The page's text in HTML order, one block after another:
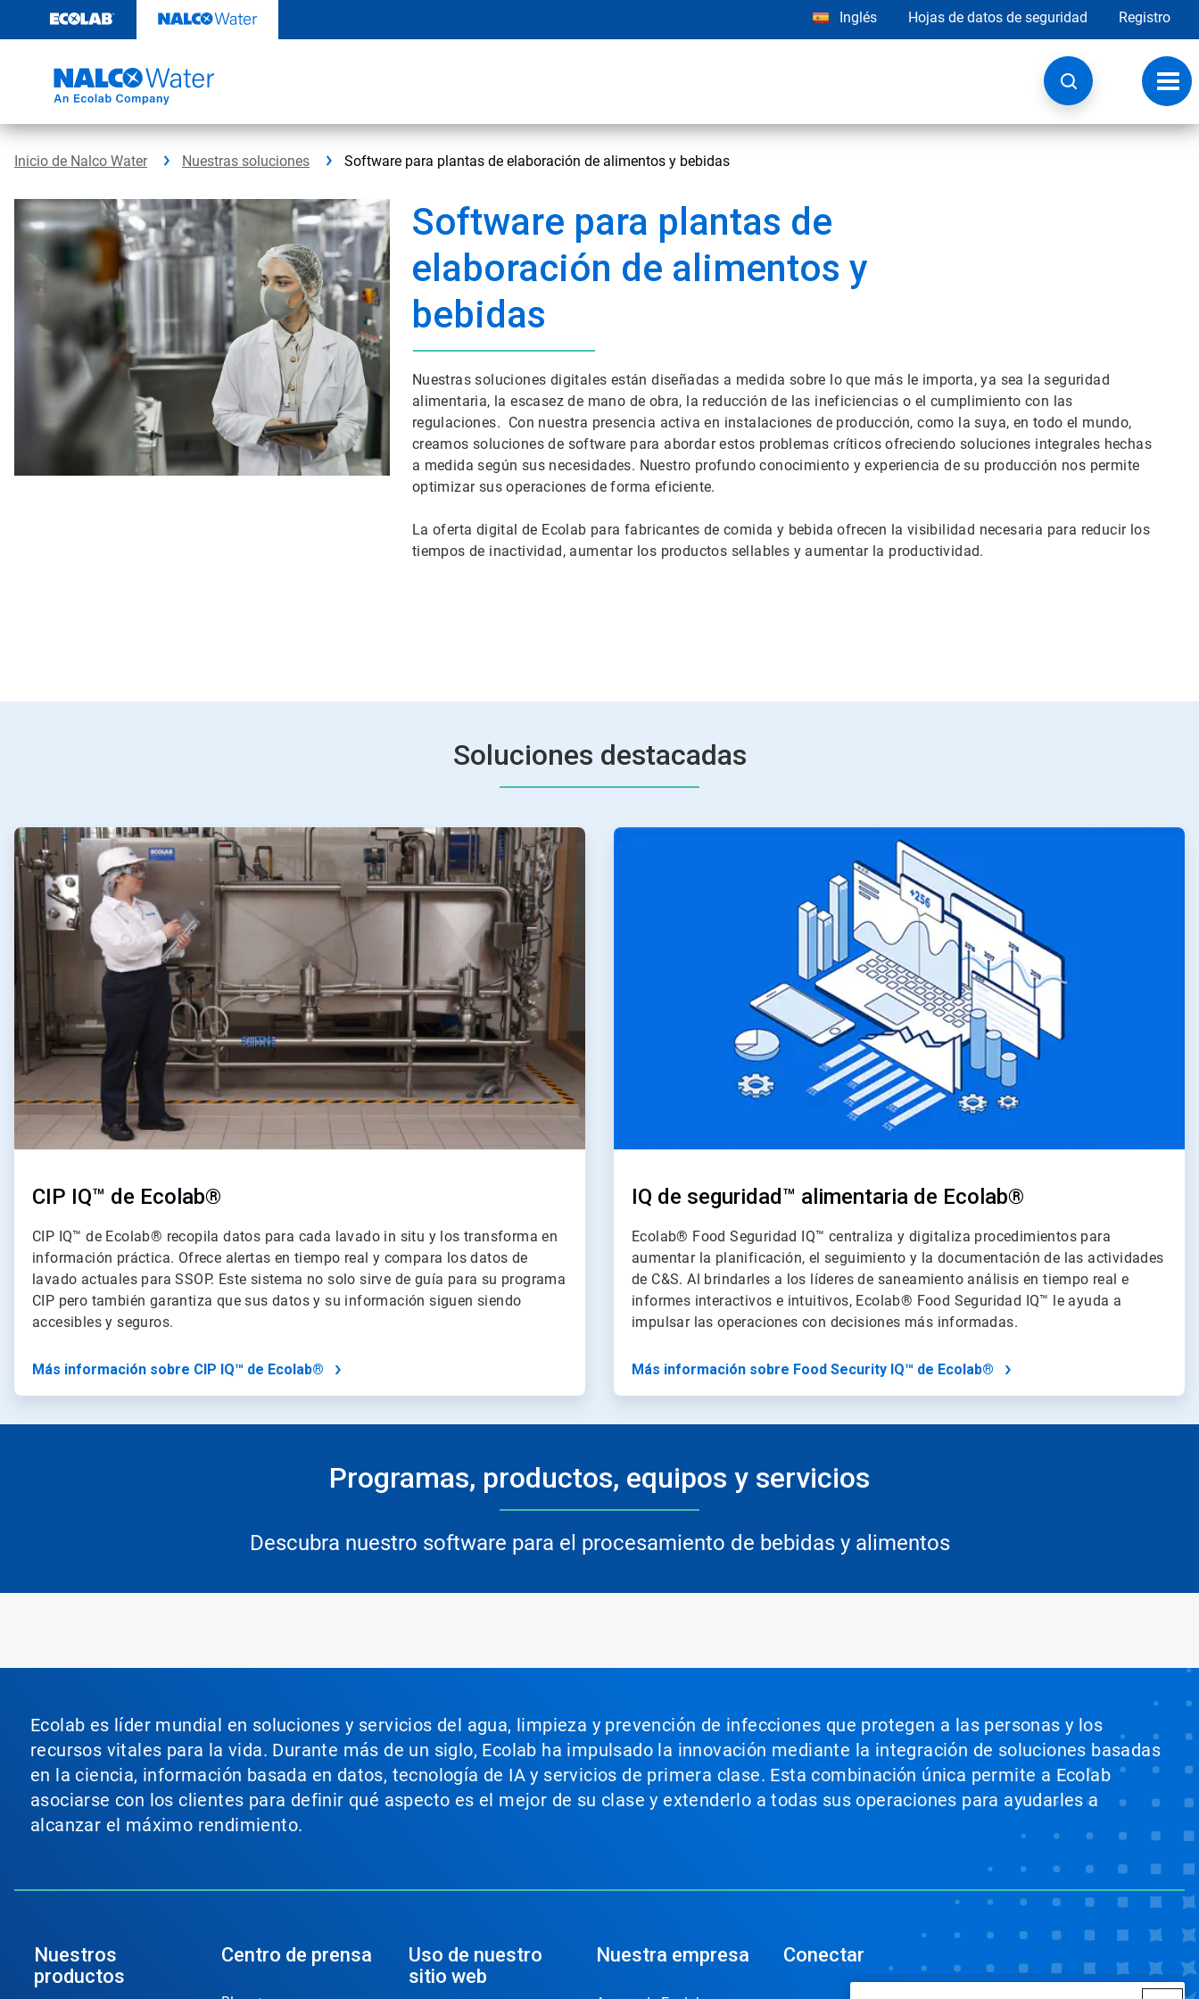
contenido
Inglés Hojas de datos de seguridad Registro
de
Inicio de Nalco Water Nuestras soluciones Software para plantas de elaboración de alimentos y bebidas
Software para plantas de
elaboración de alimentos y
bebidas
Nuestras soluciones digitales están diseñadas a medida sobre lo que más le importa, ya sea la seguridad
alimentaria, la escasez de mano de obra, la reducción de las ineficiencias o el cumplimiento con las
regulaciones. Con nuestra presencia activa en instalaciones de producción, como la suya, en todo el mundo,
creamos soluciones de software para abordar estos problemas críticos ofreciendo soluciones integrales hechas
a medida según sus necesidades. Nuestro profundo conocimiento y experiencia de su producción nos permite
optimizar sus operaciones de forma eficiente.
La oferta digital de Ecolab para fabricantes de comida y bebida ofrecen la visibilidad necesaria para reducir los
tiempos de inactividad, aumentar los productos sellables y aumentar la productividad.
Soluciones destacadas
ArticleTile
1
de
CIP IQ™ de Ecolab®
CIP IQ™ de Ecolab® recopila datos para cada lavado in situ y los transforma en
información práctica. Ofrece alertas en tiempo real y compara los datos de
lavado actuales para SSOP. Este sistema no solo sirve de guía para su programa
CIP pero también garantiza que sus datos y su información siguen siendo
accesibles y seguros.
Más información sobre CIP IQ™ de Ecolab®
ArticleTile
IQ de seguridad™ alimentaria de Ecolab®
Ecolab® Food Seguridad IQ™ centraliza y digitaliza procedimientos para
aumentar la planificación, el seguimiento y la documentación de las actividades
de C&S. Al brindarles a los líderes de saneamiento análisis en tiempo real e
informes interactivos e intuitivos, Ecolab® Food Seguridad IQ™ le ayuda a
impulsar las operaciones con decisiones más informadas.
Más información sobre Food Security IQ™ de Ecolab®
Programas, productos, equipos y servicios
Descubra nuestro software para el procesamiento de bebidas y alimentos
Ecolab es líder mundial en soluciones y servicios del agua, limpieza y prevención de infecciones que protegen a las personas y los
recursos vitales para la vida. Durante más de un siglo, Ecolab ha impulsado la innovación mediante la integración de soluciones basadas
en la ciencia, información basada en datos, tecnología de IA y servicios de primera clase. Esta combinación única permite a Ecolab
asociarse con los clientes para definir qué aspecto es el mejor de su clase y extenderlo a todas sus operaciones para ayudarles a
alcanzar el máximo rendimiento.
Nuestros
productos
Centro de prensa
Uso de nuestro
sitio web
Nuestra empresa Conectar